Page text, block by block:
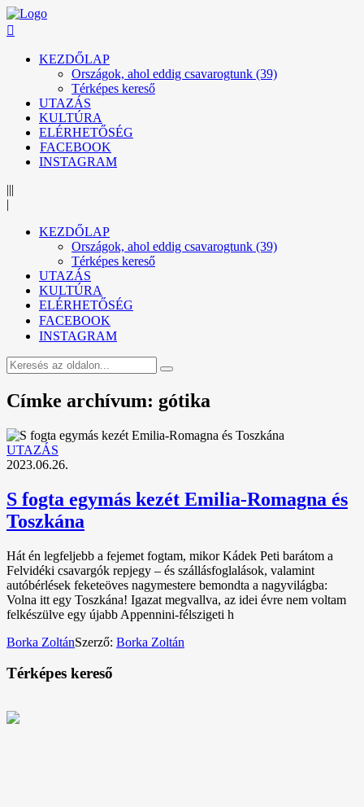
KEZDŐLAP
Országok, ahol eddig csavarogtunk (39)
Térképes kereső
UTAZÁS
KULTÚRA
ELÉRHETŐSÉG
FACEBOOK
INSTAGRAM
|||
|
KEZDŐLAP
Országok, ahol eddig csavarogtunk (39)
Térképes kereső
UTAZÁS
KULTÚRA
ELÉRHETŐSÉG
FACEBOOK
INSTAGRAM
Címke archívum: gótika
UTAZÁS
2023.06.26.
S fogta egymás kezét Emilia-Romagna és
Toszkána
Hát én legfeljebb a fejemet fogtam, mikor Kádek Peti barátom a
Felvidéki csavargók repjegy – és szállásfoglalások, valamint
autóbérlések feketeöves nagymestere bemondta a nagyvilágba:
Volna itt egy Toszkána! Igazat megvallva, az idei évre nem voltam
felkészülve egy újabb Appennini-félszigeti h
Borka ZoltánSzerző: Borka Zoltán
Térképes kereső